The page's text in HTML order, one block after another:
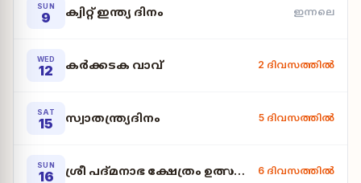
SUN
9 ക്വിറ്റ് ഇന്ത്യ ദിനം ഇന്നലെ
WED
12 കർക്കടക വാവ് 2 ദിവസത്തിൽ
SAT
15 സ്വാതന്ത്ര്യദിനം 5 ദിവസത്തിൽ
SUN
16 ശ്രീ പദ്മനാഭ ക്ഷേത്രം ഉത്സവം (Karkadaka
6 ദിവസത്തിൽ